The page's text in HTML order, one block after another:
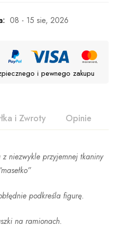
08 - 15 sie, 2026
i pewnego zakupu
i Zwroty Opinie
niezwykle przyjemnej tkaniny
podkreśla figurę.
na ramionach.